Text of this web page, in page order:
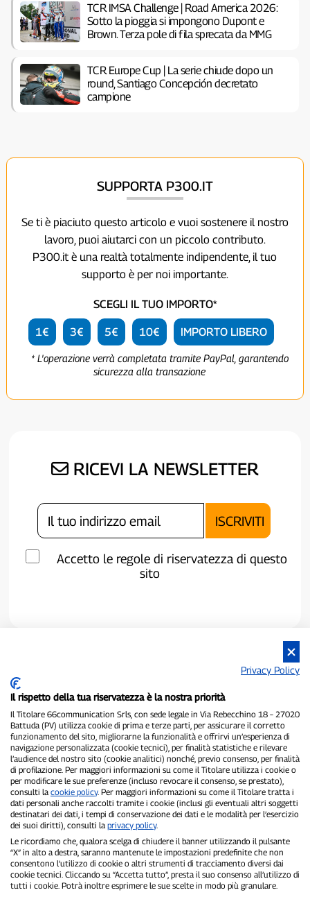
TCR IMSA Challenge | Road America 2026:
Sotto la pioggia si impongono Dupont e
Brown. Terza pole di fila sprecata da MMG
TCR Europe Cup | La serie chiude dopo un
round, Santiago Concepción decretato
campione
SUPPORTA P300.IT
Se ti è piaciuto questo articolo e vuoi sostenere il nostro
lavoro, puoi aiutarci con un piccolo contributo.
P300.it è una realtà totalmente indipendente, il tuo
supporto è per noi importante.
SCEGLI IL TUO IMPORTO*
1€ 3€ 5€ 10€ IMPORTO LIBERO
* L'operazione verrà completata tramite PayPal, garantendo
sicurezza alla transazione
RICEVI LA NEWSLETTER
Accetto le regole di riservatezza di questo
sito
P300.it è una Testata Giornalistica indipendente
Registrazione numero 1/2021 del 1/2/2021 - Tribunale di Pavia
Proprietario ed editore:66communication Srls- P.IVA
02798890188
Direttore Responsabile:Alessandro Secchi- Vicedirettore:Federico
Benedusi
Privacy Policy-
"Se è successo davvero, lo trovi su P300.it"
Copyright © P300.it 2012-2026
Privacy Policy
Il rispetto della tua riservatezza è la nostra priorità
Il Titolare 66communication Srls, con sede legale in Via Rebecchino 18 – 27020
Battuda (PV) utilizza cookie di prima e terze parti, per assicurare il corretto
funzionamento del sito, migliorarne la funzionalità e offrirvi un’esperienza di
navigazione personalizzata (cookie tecnici), per finalità statistiche e rilevare
l’audience del nostro sito (cookie analitici) nonché, previo consenso, per finalità
di profilazione. Per maggiori informazioni su come il Titolare utilizza i cookie o
per modificare le sue preferenze (incluso revocare il consenso, se prestato),
consulti la cookie policy. Per maggiori informazioni su come il Titolare tratta i
dati personali anche raccolti tramite i cookie (inclusi gli eventuali altri soggetti
destinatari dei dati, i tempi di conservazione dei dati e le modalità per l’esercizio
dei suoi diritti), consulti la privacy policy.
Le ricordiamo che, qualora scelga di chiudere il banner utilizzando il pulsante
“X” in alto a destra, saranno mantenute le impostazioni predefinite che non
consentono l’utilizzo di cookie o altri strumenti di tracciamento diversi dai
cookie tecnici. Cliccando su “Accetta tutto”, presta il suo consenso all’utilizzo di
tutti i cookie. Potrà inoltre esprimere le sue scelte in modo più granulare.